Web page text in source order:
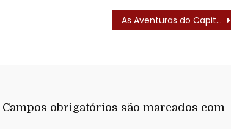
As Aventuras do Capitão Estrela (1959)
Campos obrigatórios são marcados com